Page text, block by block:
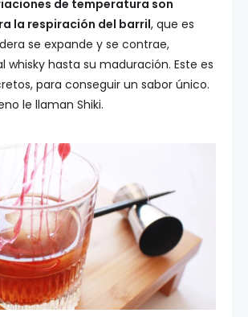
de temperatura son
la respiración del barril, que es
se expande y se contrae,
whisky hasta su maduración. Este es
para conseguir un sabor único.
le llaman Shiki.